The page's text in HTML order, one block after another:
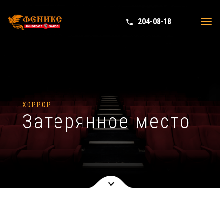
phone in talk
204-08-18
ХОРРОР
Затерянное место